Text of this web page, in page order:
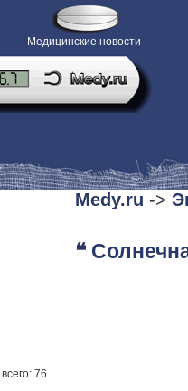
Медицинские новости
всего: 76
Medy.ru ->
❝